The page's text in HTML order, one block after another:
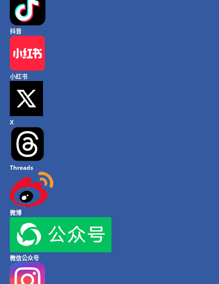
抖音
小红书
X
Threads
微博
微信公众号